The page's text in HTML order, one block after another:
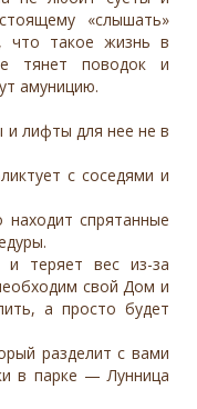
«слышать»
что такое жизнь в
тянет поводок и
амуницию.
и лифты для нее не в
с соседями и
находит спрятанные
и теряет вес из-за
свой Дом и
а просто будет
разделит с вами
в парке — Лунница